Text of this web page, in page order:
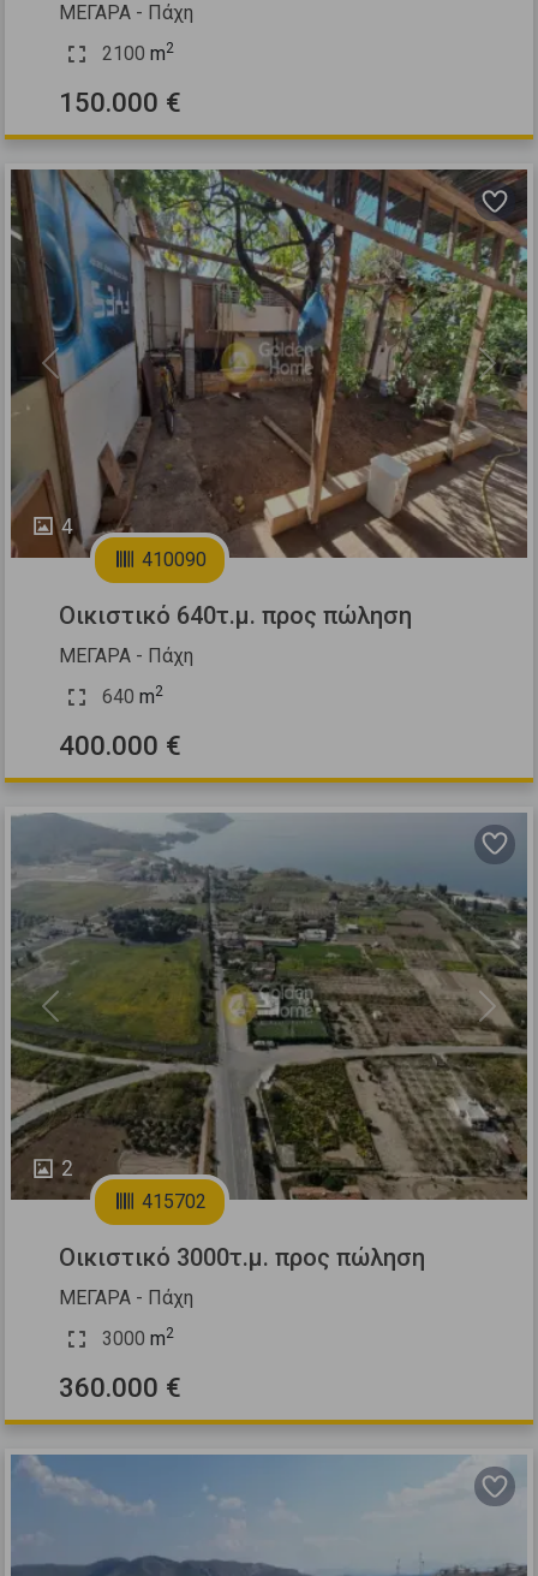
ΜΕΓΑΡΑ - Πάχη
2100 m2
150.000 €
4
Previous Next
410090
Οικιστικό 640τ.μ. προς πώληση
ΜΕΓΑΡΑ - Πάχη
640 m2
400.000 €
2
Previous Next
415702
Οικιστικό 3000τ.μ. προς πώληση
ΜΕΓΑΡΑ - Πάχη
3000 m2
360.000 €